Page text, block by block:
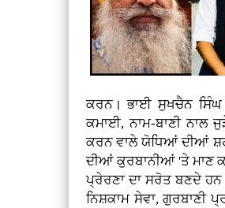
ਕਰਨ। ਭਾਈ ਸੁਖਚੈਨ ਸਿੰਘ
ਕਮਾਈ, ਨਾਮ-ਬਾਣੀ
ਕਰਨ ਵਾਲੇ ਯੋਧਿਆਂ ਦੀਆਂ
ਦੀਆਂ ਕੁਰਬਾਨੀਆਂ 'ਤੇ ਮਾਣ
ਪ੍ਰੇਰਣਾ ਦਾ ਸਰੋਤ ਬਣਦੇ
ਨਿਸ਼ਕਾਮ ਸੇਵਾ, ਗੁਰਬਾਣੀ